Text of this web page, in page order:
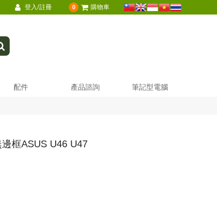
登入/註冊 0 購物車
配件 產品諮詢 筆記型電腦
框ASUS U46 U47